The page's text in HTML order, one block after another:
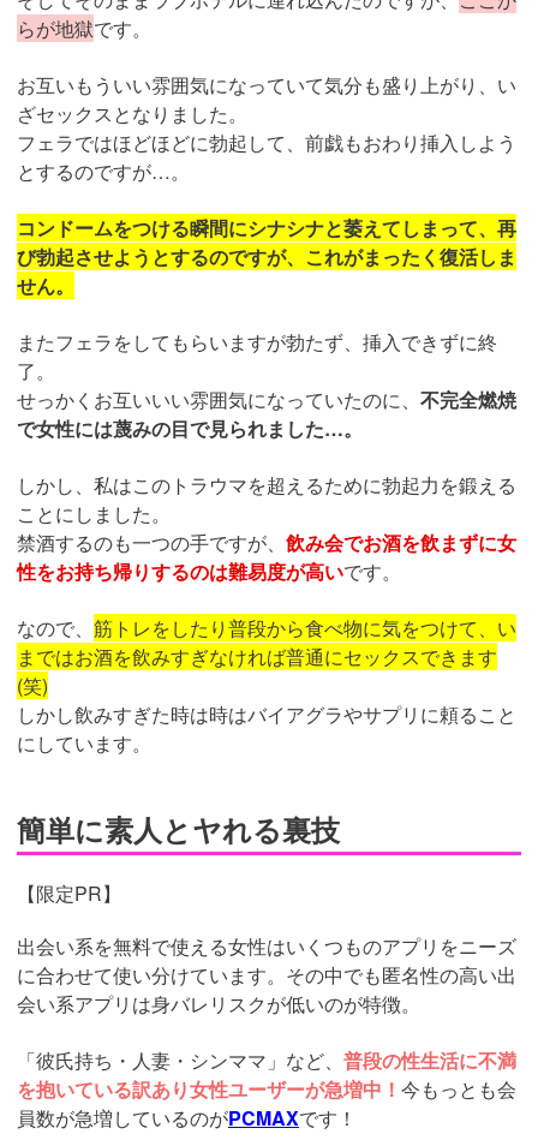
らが地獄です。
お互いもういい雰囲気になっていて気分も盛り上がり、い
ざセックスとなりました。
フェラではほどほどに勃起して、前戯もおわり挿入しよう
とするのですが…。
コンドームをつける瞬間にシナシナと萎えてしまって、再
び勃起させようとするのですが、これがまったく復活しま
せん。
またフェラをしてもらいますが勃たず、挿入できずに終
了。
せっかくお互いいい雰囲気になっていたのに、 不完全燃焼
で女性には蔑みの目で見られました…。
しかし、私はこのトラウマを超えるために勃起力を鍛える
ことにしました。
禁酒するのも一つの手ですが、 飲み会でお酒を飲まずに女
性をお持ち帰りするのは難易度が高いです。
なので、 筋トレをしたり普段から食べ物に気をつけて、い
まではお酒を飲みすぎなければ普通にセックスできます
(笑)
しかし飲みすぎた時は時はバイアグラやサプリに頼ること
にしています。
簡単に素人とヤれる裏技
【限定PR】
出会い系を無料で使える女性はいくつものアプリをニーズ
に合わせて使い分けています。その中でも匿名性の高い出
会い系アプリは身バレリスクが低いのが特徴。
「彼氏持ち・人妻・シンママ」など、 普段の性生活に不満
を抱いている訳あり女性ユーザーが急増中！ 今もっとも会
員数が急増しているのがPCMAXです！